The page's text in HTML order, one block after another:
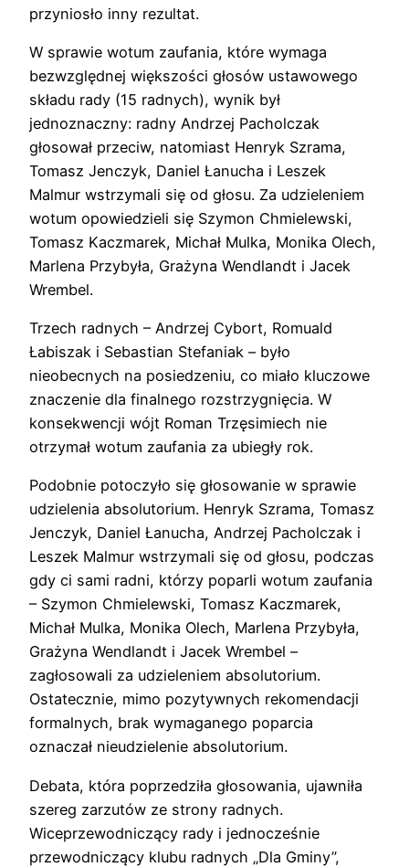
przyniosło inny rezultat.
W sprawie wotum zaufania, które wymaga
bezwzględnej większości głosów ustawowego
składu rady (15 radnych), wynik był
jednoznaczny: radny Andrzej Pacholczak
głosował przeciw, natomiast Henryk Szrama,
Tomasz Jenczyk, Daniel Łanucha i Leszek
Malmur wstrzymali się od głosu. Za udzieleniem
wotum opowiedzieli się Szymon Chmielewski,
Tomasz Kaczmarek, Michał Mulka, Monika Olech,
Marlena Przybyła, Grażyna Wendlandt i Jacek
Wrembel.
Trzech radnych – Andrzej Cybort, Romuald
Łabiszak i Sebastian Stefaniak – było
nieobecnych na posiedzeniu, co miało kluczowe
znaczenie dla finalnego rozstrzygnięcia. W
konsekwencji wójt Roman Trzęsimiech nie
otrzymał wotum zaufania za ubiegły rok.
Podobnie potoczyło się głosowanie w sprawie
udzielenia absolutorium. Henryk Szrama, Tomasz
Jenczyk, Daniel Łanucha, Andrzej Pacholczak i
Leszek Malmur wstrzymali się od głosu, podczas
gdy ci sami radni, którzy poparli wotum zaufania
– Szymon Chmielewski, Tomasz Kaczmarek,
Michał Mulka, Monika Olech, Marlena Przybyła,
Grażyna Wendlandt i Jacek Wrembel –
zagłosowali za udzieleniem absolutorium.
Ostatecznie, mimo pozytywnych rekomendacji
formalnych, brak wymaganego poparcia
oznaczał nieudzielenie absolutorium.
Debata, która poprzedziła głosowania, ujawniła
szereg zarzutów ze strony radnych.
Wiceprzewodniczący rady i jednocześnie
przewodniczący klubu radnych „Dla Gminy”,